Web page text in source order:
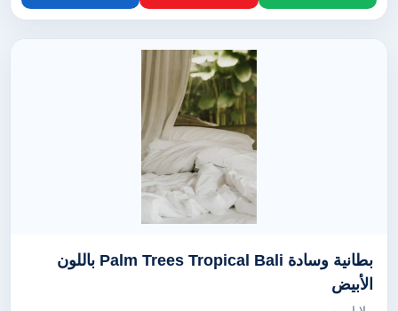
بطانية وسادة Palm Trees Tropical Bali باللون
الأبيض